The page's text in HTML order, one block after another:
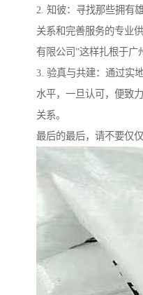
2. 知彼：寻找那些拥有
关系和完善服务的专业
有限公司”这样扎根于广
3. 验真与共建：通过实
水平，一旦认可，便致
关系。
最后的最后，请不要仅